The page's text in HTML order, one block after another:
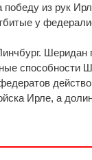
из рук
у
способности
Ирле, а